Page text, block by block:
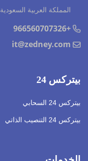
المملكة العربية السعودية
+966560707326
it@zedney.com
بيتركس 24
بيتركس 24 السحابي
بيتركس 24 التنصيب الذاتي